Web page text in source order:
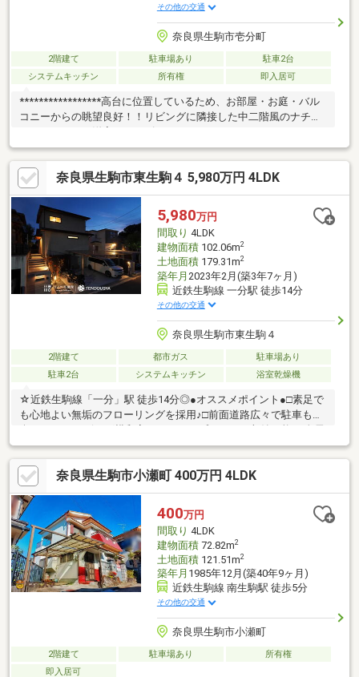
その他の交通
奈良県生駒市壱分町
2階建て 駐車場あり
駐車2台
システムキッチン
所有権 即入居可
*****************高台に位置しているため、お部屋・お庭・バル
コニーからの眺望良好！！リビングに隣接した中二階風のナチュ
スとしても◎お庭では家庭菜園やガーデンニングなど趣味をたっ
ぷり楽しめますね♪全室二面採光のため、陽当り・風通り良好◎お
電話・メール・見学予約にてお気軽にお問い合わせください♪
奈良県生駒市東生駒４ 5,980万円 4LDK
5,980万円
間取り 4LDK
建物面積102.06m2
土地面積179.31m2
築年月 2023年2月(築3年7ヶ月)
近鉄生駒線 一分駅 徒歩14分
その他の交通
奈良県生駒市東生駒４
2階建て 都市ガス
駐車場あり
駐車2台
システムキッチン 浴室乾燥機
☆近鉄生駒線「一分」駅 徒歩14分◎●オススメポイント●□素足で
も心地よい無垢のフローリングを採用♪□前面道路広々で駐車も
楽々です♪□リビング横和室にはスキップフロアで収納可能♪□全居
室収納ついており、収納が充実しております♪□天井が高いので、
開放感がございます♪◆生駒東小学校 徒歩約3分◆大瀬中学校
徒歩約25分【新築もリノベも比較して、一番納得できる家探し
を。】新築の安心感も、リノベの自由度も。両方を同時に検討で
きるのが当社の強みです。予算内でエリアも間取りも欲張りたい
方へ、最適な住まい方をワンストップでご提案します♪◎探して、
比べて、カタチにする。
奈良県生駒市小瀬町 400万円 4LDK
400万円
間取り 4LDK
建物面積72.82m2
土地面積121.51m2
築年月 1985年12月(築40年9ヶ月)
近鉄生駒線 南生駒駅 徒歩5分
その他の交通
奈良県生駒市小瀬町
2階建て 駐車場あり
所有権
即入居可